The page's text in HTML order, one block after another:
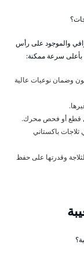
والموجود على رأس
وضمان نوعيات عالية
قطع أو فحص محرك.
باكستاني
وقدرتها على حفظ